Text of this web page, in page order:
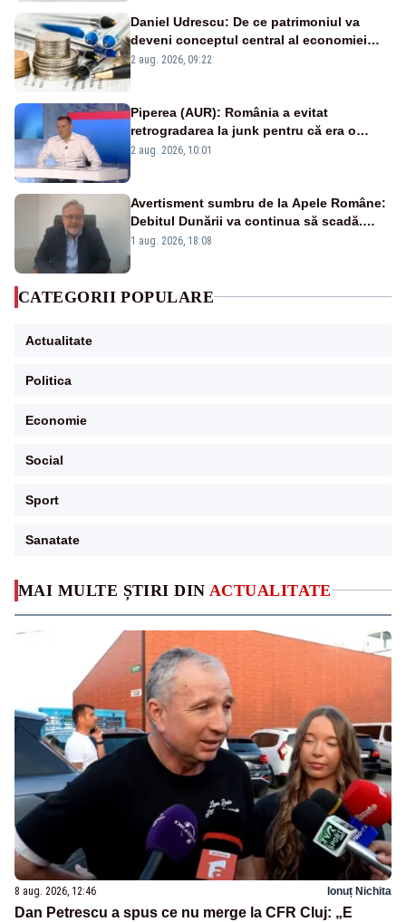
MAI MULTE ȘTIRI DIN ACTUALITATE
8 aug. 2026, 12:46 Ionuț Nichita
Dan Petrescu a spus ce nu merge la CFR Cluj: „E
Daniel Udrescu: De ce patrimoniul va
deveni conceptul central al economiei
viitoare?
2 aug. 2026, 09:22
Piperea (AUR): România a evitat
retrogradarea la junk pentru că era o
catastrofă pentru bănci și fondurile de
2 aug. 2026, 10:01
Avertisment sumbru de la Apele Române:
Debitul Dunării va continua să scadă.
Cernavodă s-ar putea închide în 4 zile
1 aug. 2026, 18:08
CATEGORII POPULARE
Actualitate
Politica
Economie
Social
Sport
Sanatate